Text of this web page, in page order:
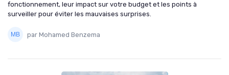
fonctionnement, leur impact sur votre budget et les points à
surveiller pour éviter les mauvaises surprises.
par Mohamed Benzema